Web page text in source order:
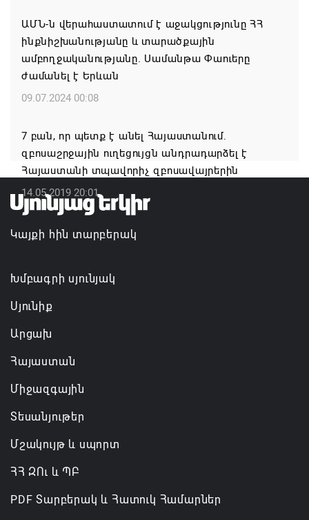
07.08.2026 17:16
ՀՀ ԱԱԾ սահմանապահ զորքերի
պատվիրակությունն այցելել է Լիտվայի
Հանրապետություն
Գարեգին Բ-ի և եպիսկոպոսների գործով
դատավորն ինքնաբացարկ է հայտնել
07.08.2026 16:55
Թուրքիան, Սաուդյան Արաբիան և Պակիստանը
ԱՄՆ-ն վերահաստատում է աջակցությունը ՀՀ
ինքնիշխանությանը և տարածքային
ամբողջականությանը. Սամանթա Փաուերը
ժամանել է Երևան
09.07.2024 00:08
7 բան, որ պետք է անել Հայաստանում.
զբոսաշրջային ուղեցույցն անդրադարձել է
Հայաստանի տպավորիչ զբոսավայրերին
14.05.2019 20:01
Կայքի հին տարբերակ
Խմբագրի սյունյակ
Սյունիք
Արցախ
Հայաստան
Միջազգային
Տեսանյութեր
Մշակույթ և սպորտ
ՀՀ ԶՈւ և ՊԲ
PDF Տարբերակ և Հատուկ Համարներ